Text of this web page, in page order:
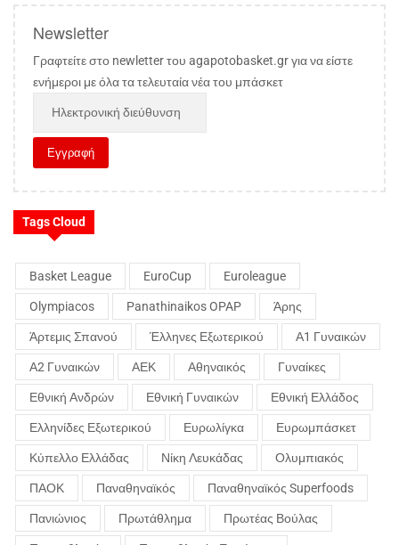
Newsletter
Γραφτείτε στο newletter του agapotobasket.gr για να είστε
ενήμεροι με όλα τα τελευταία νέα του μπάσκετ
Tags Cloud
Basket League EuroCup Euroleague
Olympiacos Panathinaikos OPAP Άρης
Άρτεμις Σπανού Έλληνες Εξωτερικού Α1 Γυναικών
Α2 Γυναικών ΑΕΚ Αθηναικός Γυναίκες
Εθνική Ανδρών Εθνική Γυναικών Εθνική Ελλάδος
Ελληνίδες Εξωτερικού Ευρωλίγκα Ευρωμπάσκετ
Κύπελλο Ελλάδας Νίκη Λευκάδας Ολυμπιακός
ΠΑΟΚ Παναθηναϊκός Παναθηναϊκός Superfoods
Πανιώνιος Πρωτάθλημα Πρωτέας Βούλας